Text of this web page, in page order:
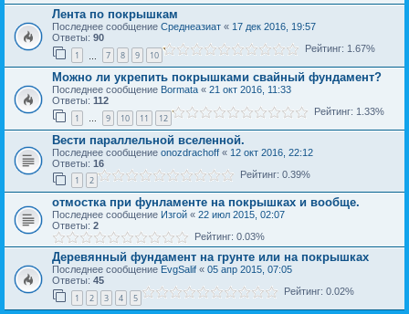
Лента по покрышкам
Последнее сообщение Среднеазиат « 17 дек 2016, 19:57
Ответы: 90
1 7 8 9 10
Рейтинг: 1.67%
Можно ли укрепить покрышками свайный фундамент?
Последнее сообщение Bormata « 21 окт 2016, 11:33
Ответы: 112
1 … 9 10 11 12
Рейтинг: 1.33%
Вести параллельной вселенной.
Последнее сообщение onozdrachoff « 12 окт 2016, 22:12
Ответы: 16
1 2
Рейтинг: 0.39%
отмостка при фунламенте на покрышках и вообще.
Последнее сообщение Изгой « 22 июл 2015, 02:07
Ответы: 2
Рейтинг: 0.03%
Деревянный фундамент на грунте или на покрышках
Последнее сообщение EvgSalif « 05 апр 2015, 07:05
Ответы: 45
1 2 3 4 5
Рейтинг: 0.02%